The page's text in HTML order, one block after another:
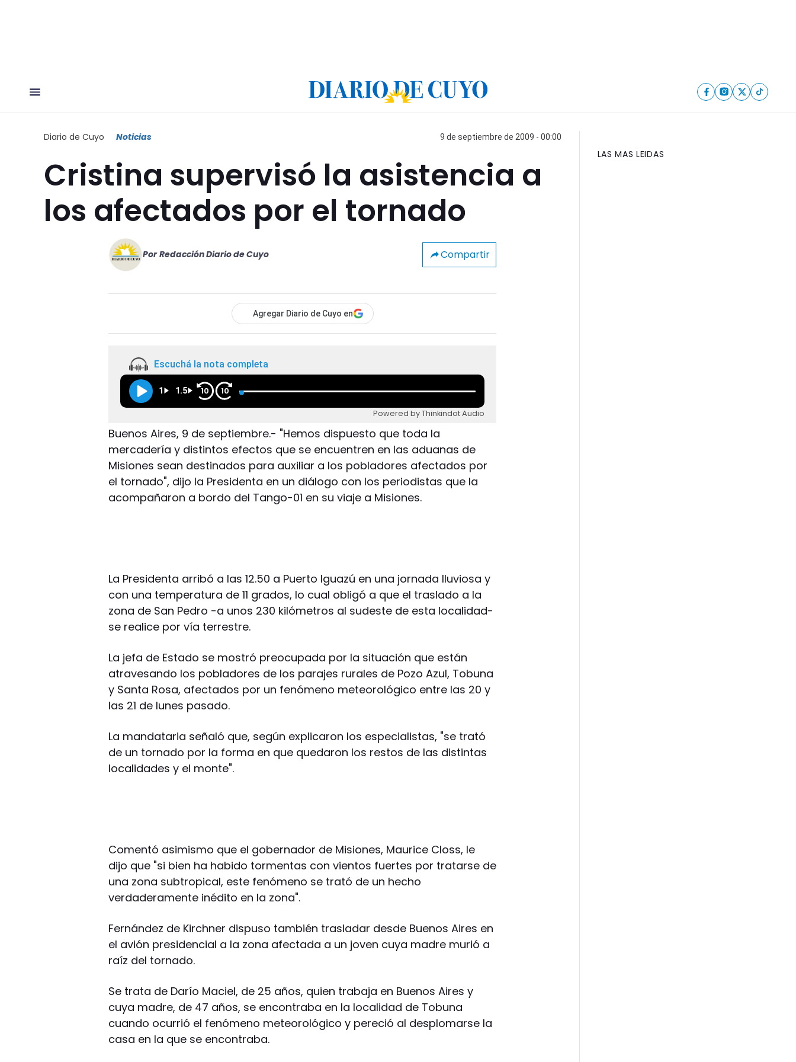
Diario de Cuyo Noticias 9 de septiembre de 2009 - 00:00
Cristina supervisó la asistencia a
los afectados por el tornado
Por Redacción Diario de Cuyo Compartir
Agregar Diario de Cuyo en
Escuchá la nota completa
1 1.5 10 10
Powered by Thinkindot Audio
Buenos Aires, 9 de septiembre.- "Hemos dispuesto que toda la
mercadería y distintos efectos que se encuentren en las aduanas de
Misiones sean destinados para auxiliar a los pobladores afectados por
el tornado", dijo la Presidenta en un diálogo con los periodistas que la
acompañaron a bordo del Tango-01 en su viaje a Misiones.
La Presidenta arribó a las 12.50 a Puerto Iguazú en una jornada lluviosa y
con una temperatura de 11 grados, lo cual obligó a que el traslado a la
zona de San Pedro -a unos 230 kilómetros al sudeste de esta localidad-
se realice por vía terrestre.
La jefa de Estado se mostró preocupada por la situación que están
atravesando los pobladores de los parajes rurales de Pozo Azul, Tobuna
y Santa Rosa, afectados por un fenómeno meteorológico entre las 20 y
las 21 de lunes pasado.
La mandataria señaló que, según explicaron los especialistas, "se trató
de un tornado por la forma en que quedaron los restos de las distintas
localidades y el monte".
Comentó asimismo que el gobernador de Misiones, Maurice Closs, le
dijo que "si bien ha habido tormentas con vientos fuertes por tratarse de
una zona subtropical, este fenómeno se trató de un hecho
verdaderamente inédito en la zona".
Fernández de Kirchner dispuso también trasladar desde Buenos Aires en
el avión presidencial a la zona afectada a un joven cuya madre murió a
raíz del tornado.
Se trata de Darío Maciel, de 25 años, quien trabaja en Buenos Aires y
cuya madre, de 47 años, se encontraba en la localidad de Tobuna
cuando ocurrió el fenómeno meteorológico y pereció al desplomarse la
casa en la que se encontraba.
LAS MAS LEIDAS